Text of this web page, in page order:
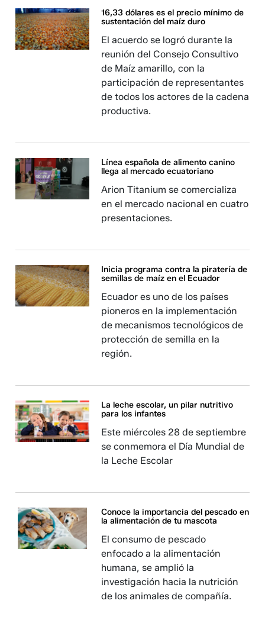
16,33 dólares es el precio mínimo de
sustentación del maíz duro
El acuerdo se logró durante la
reunión del Consejo Consultivo
de Maíz amarillo, con la
participación de representantes
de todos los actores de la cadena
productiva.
Línea española de alimento canino
llega al mercado ecuatoriano
Arion Titanium se comercializa
en el mercado nacional en cuatro
presentaciones.
Inicia programa contra la piratería de
semillas de maíz en el Ecuador
Ecuador es uno de los países
pioneros en la implementación
de mecanismos tecnológicos de
protección de semilla en la
región.
La leche escolar, un pilar nutritivo
para los infantes
Este miércoles 28 de septiembre
se conmemora el Día Mundial de
la Leche Escolar
Conoce la importancia del pescado en
la alimentación de tu mascota
El consumo de pescado
enfocado a la alimentación
humana, se amplió la
investigación hacia la nutrición
de los animales de compañía.